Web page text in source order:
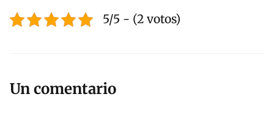
5/5 - (2 votos)
Un comentario